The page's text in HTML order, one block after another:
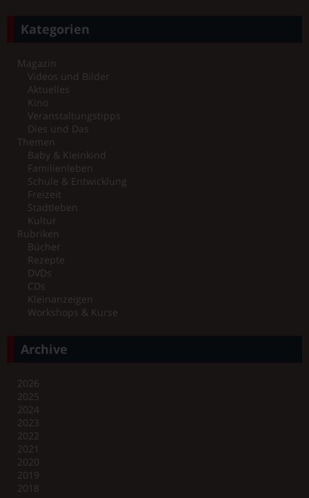
Kategorien
Magazin
Videos und Bilder
Aktuelles
Kino
Veranstaltungstipps
Dies und Das
Themen
Baby & Kleinkind
Familienleben
Schule & Entwicklung
Freizeit
Stadtleben
Kultur
Rubriken
Bücher
Rezepte
DVDs
CDs
Kleinanzeigen
Workshops & Kurse
Archive
2026
2025
2024
2023
2022
2021
2020
2019
2018